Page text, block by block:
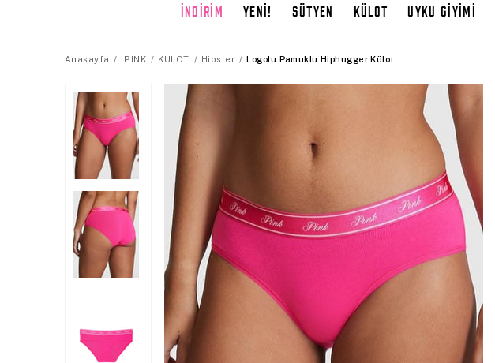
İNDİRİM YENİ! SÜTYEN KÜLOT UYKU GİYİMİ
Anasayfa PINK KÜLOT Hipster Logolu Pamuklu Hiphugger Külot